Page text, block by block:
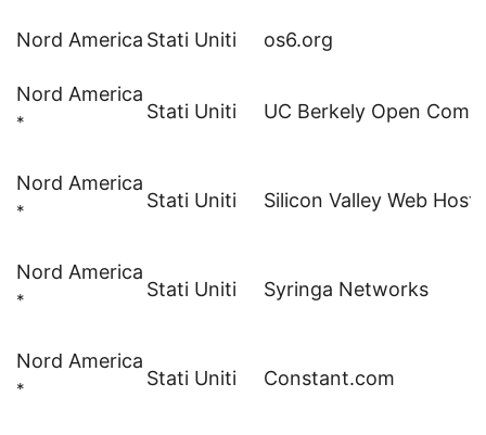
Nord America Stati Uniti os6.org
Nord America
* Stati Uniti UC Berkely Open
Nord America
* Stati Uniti Silicon Valley Web
Nord America
* Stati Uniti Syringa Networks
Nord America
* Stati Uniti Constant.com